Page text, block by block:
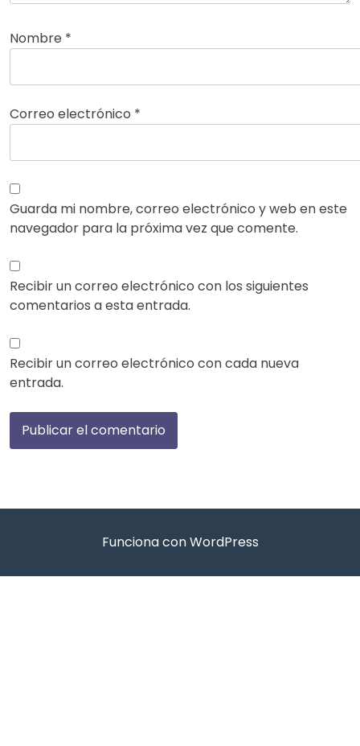
Nombre *
Correo electrónico *
Guarda mi nombre, correo electrónico y web en este
navegador para la próxima vez que comente.
Recibir un correo electrónico con los siguientes
comentarios a esta entrada.
Recibir un correo electrónico con cada nueva
entrada.
Funciona con WordPress